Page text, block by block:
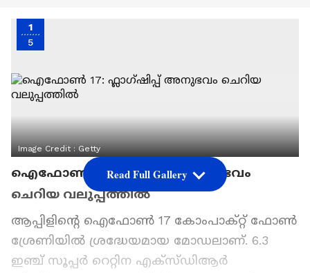
1
5
Image Credit :Getty
ഐഫോൺ 17: ഫ്ലാഗ്ഷിപ്പ് അനുഭവം
ചെറിയ വലുപ്പത്തിൽ
ആപ്പിളിന്‍റെ ഐഫോൺ 17 കോംപാക്‌റ്റ് ഫോൺ
ശ്രേണിയിൽ ശ്രദ്ധേയമായ മോഡലാണ്. 6.3
ഇഞ്ച് സൂപ്പർ റെറ്റിന എക്‌സ്‌ഡിആര്‍
Read Full Gallery